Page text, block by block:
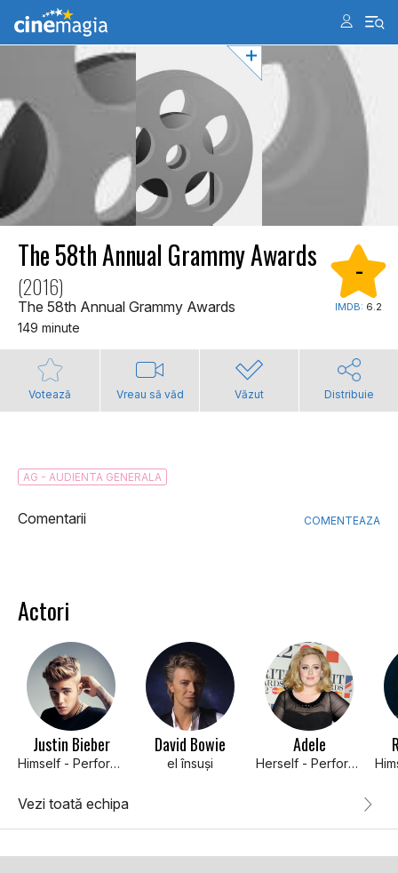
The 58th Annual Grammy Awards
(2016)
The 58th Annual Grammy Awards
149 minute
-
IMDB: 6.2
Votează Vreau să văd Văzut Distribuie
AG - AUDIENTA GENERALA
Comentarii COMENTEAZA
Actori
Justin Bieber
Himself - Performer
David Bowie
el însuși
Adele
Herself - Performer
Vezi toată echipa